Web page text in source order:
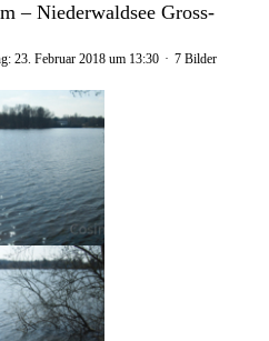
– Niederwaldsee Gross-
23. Februar 2018 um 13:30 7 Bilder